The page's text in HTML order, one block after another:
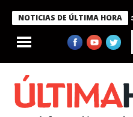
NOTICIAS DE ÚLTIMA HORA
Bukele condecora a